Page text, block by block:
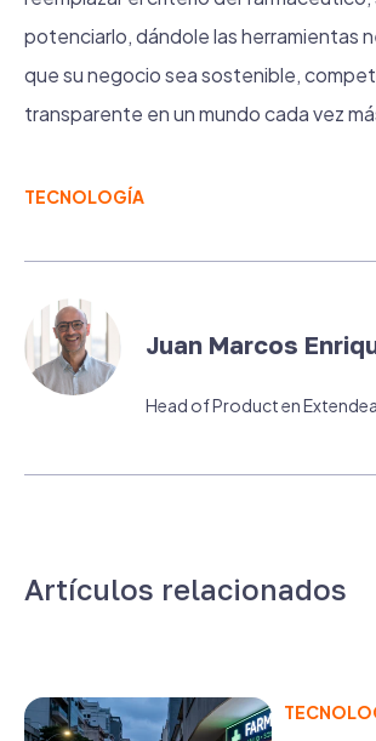
potenciarlo, dándole las herramientas
que su negocio sea sostenible,
transparente en un mundo cada vez
TECNOLOGÍA
Juan Marcos
Head of Product en
Artículos relacionados